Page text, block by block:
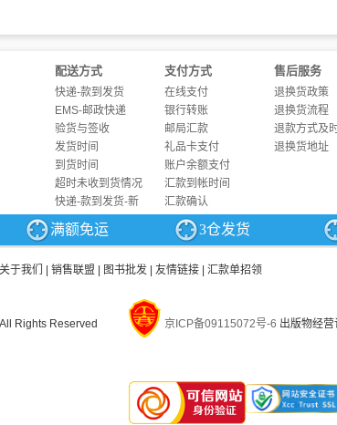
配送方式
快递-款到发货
EMS-邮政快递
验货与签收
发货时间
到货时间
超时未收到货情况
快递-款到发货-新
支付方式
在线支付
银行转账
邮局汇款
礼品卡支付
账户余额支付
汇款到帐时间
汇款确认
售后服务
退换货政策
退换货流程
退款方式及
退换货地址
满额免运 3仓发货
关于我们 销售联盟 图书批发 友情链接 汇款单招领
Rights Reserved 京ICP备09115072号-6 出版物经